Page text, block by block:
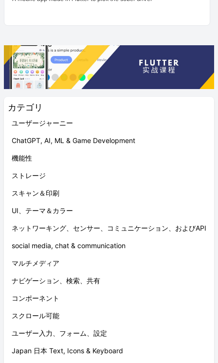
カテゴリ
ユーザージャーニー
ChatGPT, AI, ML & Game Development
機能性
ストレージ
スキャン＆印刷
UI、テーマ＆カラー
ネットワーキング、センサー、コミュニケーション、およびAPI
social media, chat & communication
マルチメディア
ナビゲーション、検索、共有
コンポーネント
スクロール可能
ユーザー入力、フォーム、設定
Japan 日本 Text, Icons & Keyboard